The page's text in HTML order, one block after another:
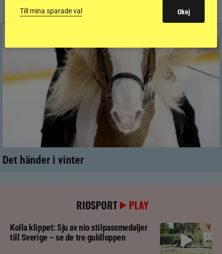
Det händer i vinter
RIDSPORT PLAY
Kolla klippet: Sju av nio stilpassmedaljer
till Sverige – se de tre guldloppen
Till mina sparade val Okej